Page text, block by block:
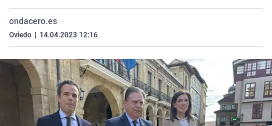
País Vasco
ondacero.es
Oviedo 14.04.2023 12:16